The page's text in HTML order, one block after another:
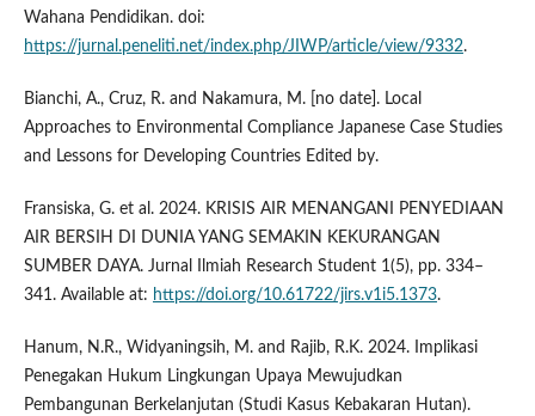
Wahana Pendidikan. doi:
https://jurnal.peneliti.net/index.php/JIWP/article/view/9332.
Bianchi, A., Cruz, R. and Nakamura, M. [no date]. Local
Approaches to Environmental Compliance Japanese Case Studies
and Lessons for Developing Countries Edited by.
Fransiska, G. et al. 2024. KRISIS AIR MENANGANI PENYEDIAAN
AIR BERSIH DI DUNIA YANG SEMAKIN KEKURANGAN
SUMBER DAYA. Jurnal Ilmiah Research Student 1(5), pp. 334–
341. Available at: https://doi.org/10.61722/jirs.v1i5.1373.
Hanum, N.R., Widyaningsih, M. and Rajib, R.K. 2024. Implikasi
Penegakan Hukum Lingkungan Upaya Mewujudkan
Pembangunan Berkelanjutan (Studi Kasus Kebakaran Hutan).